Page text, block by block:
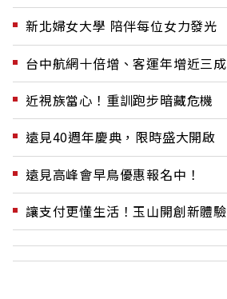
新北婦女大學 陪伴每位女力發光
台中航網十倍增、客運年增近三成
近視族當心！重訓跑步暗藏危機
遠見40週年慶典，限時盛大開啟
遠見高峰會早鳥優惠報名中！
讓支付更懂生活！玉山開創新體驗